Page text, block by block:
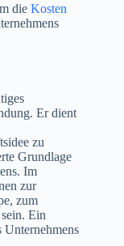
die Kosten
Er dient
zu
Grundlage
Im
zur
zum
Ein
Unternehmens